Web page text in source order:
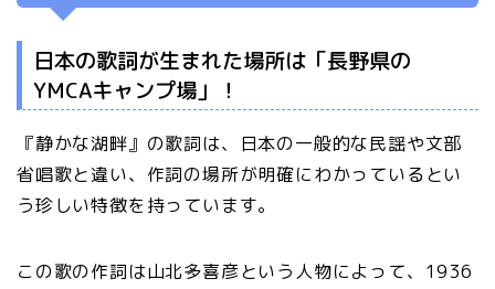
日本の歌詞が生まれた場所は「長野県の
YMCAキャンプ場」！
『静かな湖畔』の歌詞は、日本の一般的な民謡や文部
省唱歌と違い、作詞の場所が明確にわかっているとい
う珍しい特徴を持っています。
この歌の作詞は山北多喜彦という人物によって、1936